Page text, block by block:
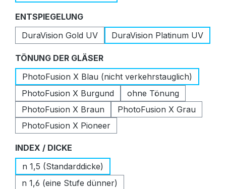
ENTSPIEGELUNGauswählen
DuraVision Gold UV
DuraVision Platinum UV
TÖNUNG DER GLÄSERauswählen
PhotoFusion X Blau (nicht verkehrstauglich)
PhotoFusion X Burgund
ohne Tönung
PhotoFusion X Braun
PhotoFusion X Grau
PhotoFusion X Pioneer
INDEX / DICKE
n 1,5 (Standarddicke)
n 1,6 (eine Stufe dünner)